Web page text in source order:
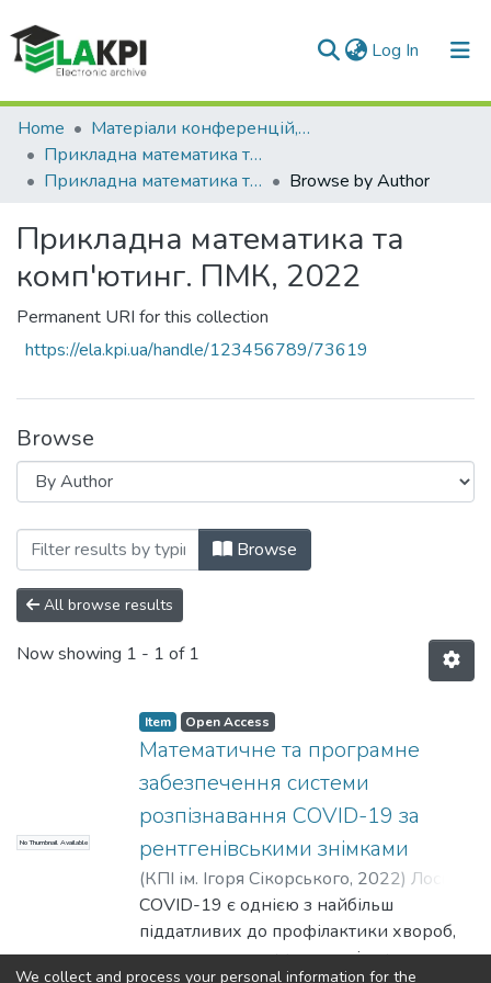
Log In (current)
Communities & Collections
All of DSpace
Home
Матеріали конференцій, семінарів і т.п.
Прикладна математика та комп'ютинг. ПМК
Прикладна математика та комп'ютинг. ПМК, 2022
Browse by Author
Прикладна математика та
комп'ютинг. ПМК, 2022
Permanent URI for this collection
https://ela.kpi.ua/handle/123456789/73619
Browse
Browsing Прикладна математика та
Browse
All browse results
Now showing 1 - 1 of 1
No Thumbnail Available
Item Open Access
Математичне та програмне
забезпечення системи
розпізнавання COVID-19 за
рентгенівськими знімками
(КПІ ім. Ігоря Сікорського, 2022) Лось, В.
М.;Борознюк, Д. О.
COVID-19 є однією з найбільш
піддатливих до профілактики хвороб,
вона розповсюджена не тільки на
We collect and process your personal information for the